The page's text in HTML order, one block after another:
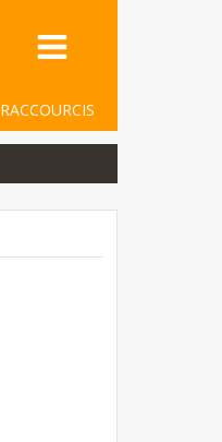
RACCOURCIS